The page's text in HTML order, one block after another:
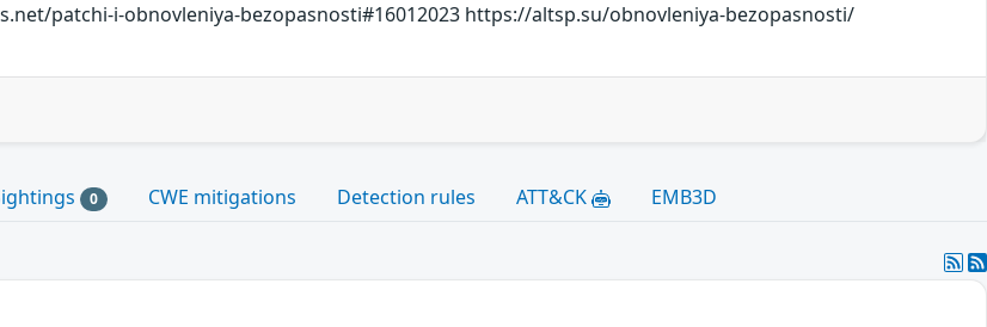
patchi-i-obnovleniya-bezopasnosti#16012023 https://altsp.su/obnovleniya-bezopasnosti/
0 CWE mitigations Detection rules ATT&CK EMB3D